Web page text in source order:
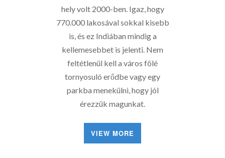
hely volt 2000-ben. Igaz, hogy
770.000 lakosával sokkal kisebb
is, és ez Indiában mindig a
kellemesebbet is jelenti. Nem
feltétlenül kell a város fölé
tornyosuló erődbe vagy egy
parkba menekülni, hogy jól
érezzük magunkat.
VIEW MORE